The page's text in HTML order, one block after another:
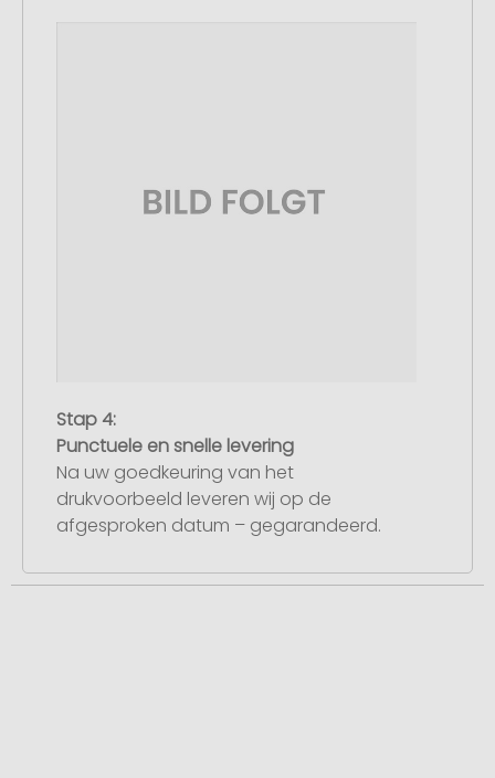
Stap 4:
Punctuele en snelle levering
Na uw goedkeuring van het
drukvoorbeeld leveren wij op de
afgesproken datum – gegarandeerd.